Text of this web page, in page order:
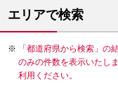
エリアで検索
「都道府県から検索」の
のみの件数を表示いたし
利用ください。